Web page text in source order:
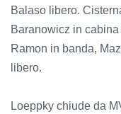
Balaso libero.
Baranowicz in
Ramon in banda,
libero.
Loeppky chiude da